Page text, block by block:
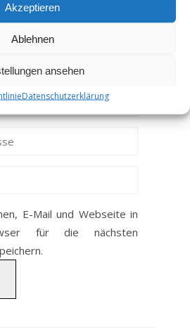
Akzeptieren
Ablehnen
ansehen
Datenschutzerklärung
E-Mail und Webseite in
für die nächsten